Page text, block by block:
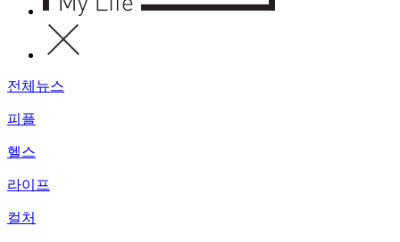
전체뉴스
피플
헬스
라이프
컬처